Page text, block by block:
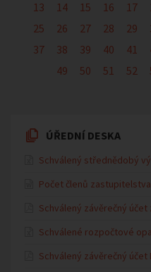
13
14 15 16 17
25
26 27 28 29
37
38 39 40 41
49
50 51 52
ÚŘEDNÍ DESKA
Schválený střednědobý
Počet členů
Schválený závěrečný
Schválené rozpočtové
Schválený závěrečný účet